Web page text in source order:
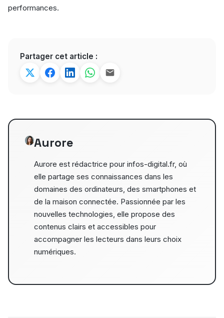
performances.
Partager cet article :
Aurore
Aurore est rédactrice pour infos-digital.fr, où
elle partage ses connaissances dans les
domaines des ordinateurs, des smartphones et
de la maison connectée. Passionnée par les
nouvelles technologies, elle propose des
contenus clairs et accessibles pour
accompagner les lecteurs dans leurs choix
numériques.